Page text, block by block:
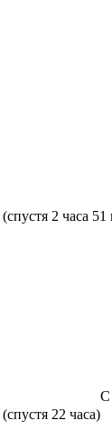
(спустя 2 часа
(спустя 22 часа)
С